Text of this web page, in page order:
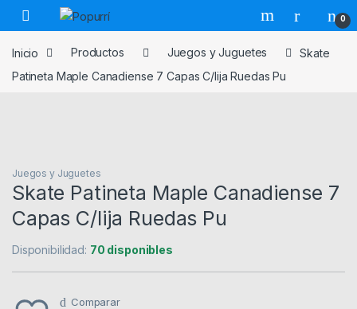
Skip to navigation
Skip to content
0
Inicio Productos Juegos y Juguetes
Skate
Patineta Maple Canadiense 7 Capas C/lija Ruedas Pu
Juegos y Juguetes
Skate Patineta Maple Canadiense 7
Capas C/lija Ruedas Pu
Disponibilidad: 70 disponibles
Comparar